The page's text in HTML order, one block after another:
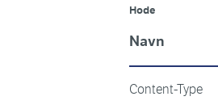
Hode
Navn
Content-Type